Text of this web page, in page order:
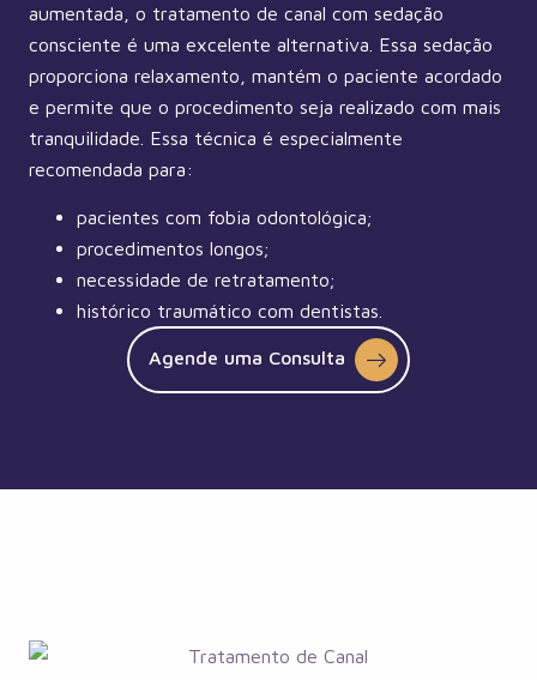
aumentada, o tratamento de canal com sedação
consciente é uma excelente alternativa. Essa sedação
proporciona relaxamento, mantém o paciente acordado
e permite que o procedimento seja realizado com mais
tranquilidade. Essa técnica é especialmente
recomendada para:
pacientes com fobia odontológica;
procedimentos longos;
necessidade de retratamento;
histórico traumático com dentistas.
Agende uma Consulta